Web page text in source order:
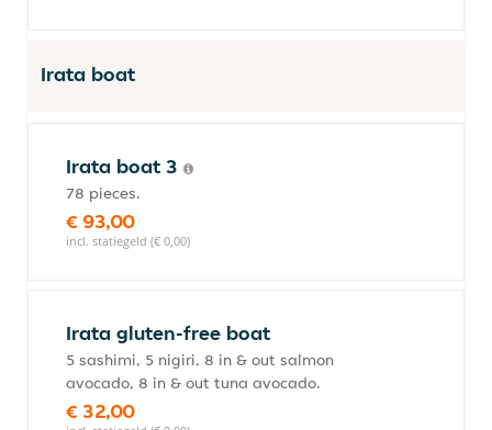
Irata boat
Irata boat 3
78 pieces.
€ 93,00
incl. statiegeld (€ 0,00)
Irata gluten-free boat
5 sashimi, 5 nigiri, 8 in & out salmon
avocado, 8 in & out tuna avocado.
€ 32,00